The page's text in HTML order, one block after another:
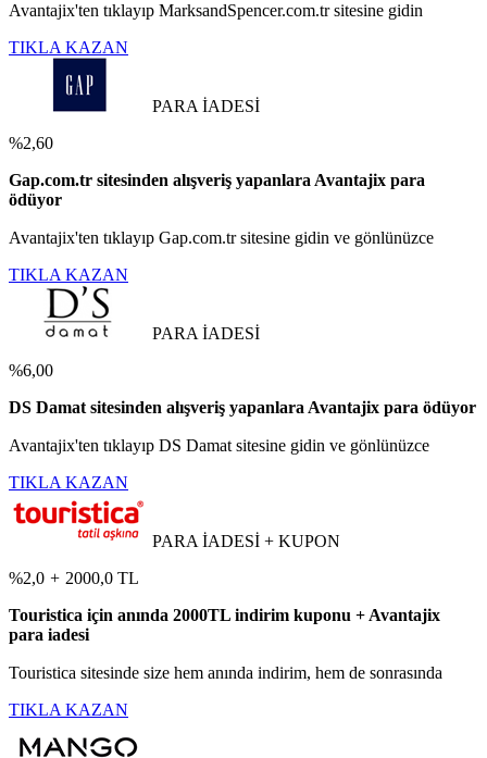
Avantajix'ten tıklayıp MarksandSpencer.com.tr sitesine gidin
TIKLA KAZAN
PARA İADESİ
%2,60
Gap.com.tr sitesinden alışveriş yapanlara Avantajix para
ödüyor
Avantajix'ten tıklayıp Gap.com.tr sitesine gidin ve gönlünüzce
TIKLA KAZAN
PARA İADESİ
%6,00
DS Damat sitesinden alışveriş yapanlara Avantajix para ödüyor
Avantajix'ten tıklayıp DS Damat sitesine gidin ve gönlünüzce
TIKLA KAZAN
PARA İADESİ + KUPON
%2,0 + 2000,0 TL
Touristica için anında 2000TL indirim kuponu + Avantajix
para iadesi
Touristica sitesinde size hem anında indirim, hem de sonrasında
TIKLA KAZAN